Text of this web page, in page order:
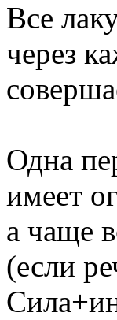
Все
через
Одна
имеет
а чаще
(если